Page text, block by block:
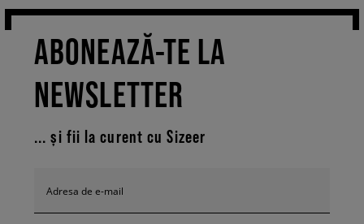
ABONEAZĂ-TE LA
NEWSLETTER
... și fii la curent cu Sizeer
Adresa de e-mail